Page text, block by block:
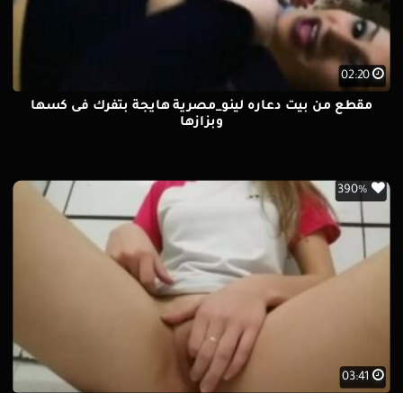
02:20
مقطع من بيت دعاره لينو_مصرية هايجة بتفرك فى كسها
وبزازها
03:41
390%